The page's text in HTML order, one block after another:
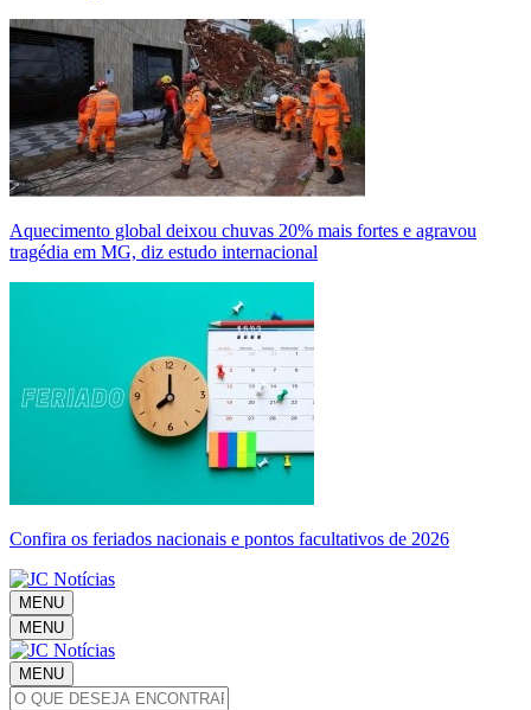
Aquecimento global deixou chuvas 20% mais fortes e agravou
tragédia em MG, diz estudo internacional
Confira os feriados nacionais e pontos facultativos de 2026
MENU
MENU
MENU